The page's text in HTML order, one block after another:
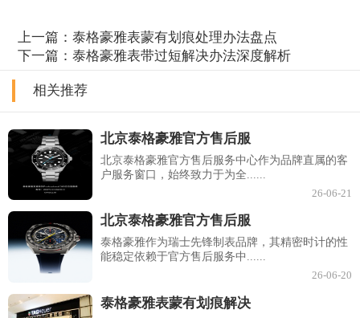
上一篇：泰格豪雅表蒙有划痕处理办法盘点
下一篇：泰格豪雅表带过短解决办法深度解析
相关推荐
北京泰格豪雅官方售后服
北京泰格豪雅官方售后服务中心作为品牌直属的客
户服务窗口，始终致力于为全......
26-06-21
北京泰格豪雅官方售后服
泰格豪雅作为瑞士先锋制表品牌，其精密时计的性
能稳定依赖于官方售后服务中......
26-06-20
泰格豪雅表蒙有划痕解决